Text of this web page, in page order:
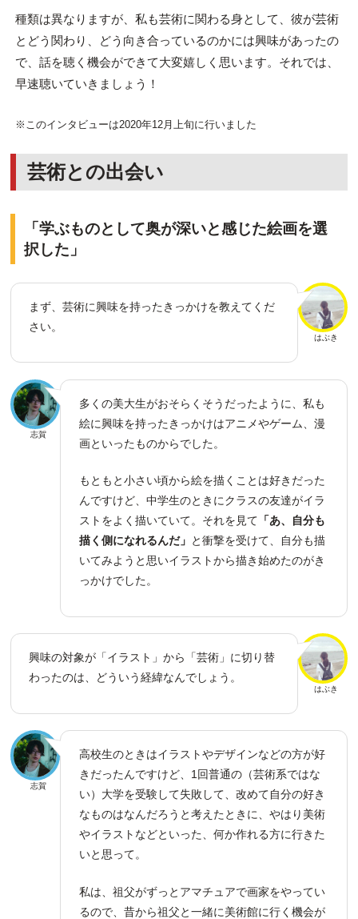
種類は異なりますが、私も芸術に関わる身として、彼が芸術
とどう関わり、どう向き合っているのかには興味があったの
で、話を聴く機会ができて大変嬉しく思います。それでは、
早速聴いていきましょう！
※このインタビューは2020年12月上旬に行いました
芸術との出会い
「学ぶものとして奥が深いと感じた絵画を選
択した」
はぶき
まず、芸術に興味を持ったきっかけを教えてくだ
さい。
志賀
多くの美大生がおそらくそうだったように、私も
絵に興味を持ったきっかけはアニメやゲーム、漫
画といったものからでした。
もともと小さい頃から絵を描くことは好きだった
んですけど、中学生のときにクラスの友達がイラ
ストをよく描いていて。それを見て 「あ、自分も
描く側になれるんだ」 と衝撃を受けて、自分も描
いてみようと思いイラストから描き始めたのがき
っかけでした。
はぶき
興味の対象が「イラスト」から「芸術」に切り替
わったのは、どういう経緯なんでしょう。
志賀
高校生のときはイラストやデザインなどの方が好
きだったんですけど、1回普通の（芸術系ではな
い）大学を受験して失敗して、改めて自分の好き
なものはなんだろうと考えたときに、やはり美術
やイラストなどといった、何か作れる方に行きた
いと思って。
私は、祖父がずっとアマチュアで画家をやってい
るので、昔から祖父と一緒に美術館に行く機会が